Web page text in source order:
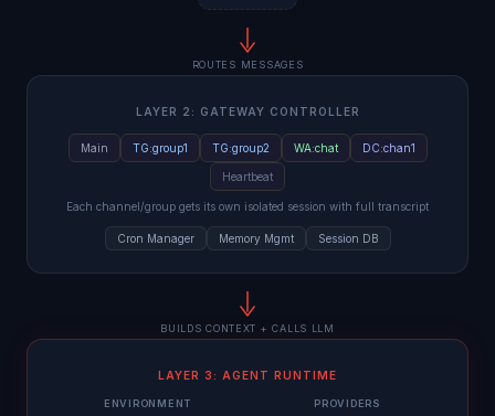
ROUTES MESSAGES
LAYER 2: GATEWAY CONTROLLER
Main TG:group1 TG:group2 WA:chat DC:chan1
Heartbeat
Each channel/group gets its own isolated session with full transcript
Cron Manager Memory Mgmt Session DB
BUILDS CONTEXT + CALLS LLM
LAYER 3: AGENT RUNTIME
ENVIRONMENT PROVIDERS